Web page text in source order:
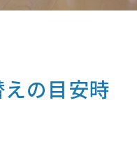
の目安時